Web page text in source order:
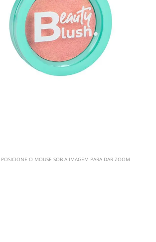
POSICIONE O MOUSE SOB A IMAGEM PARA DAR ZOOM